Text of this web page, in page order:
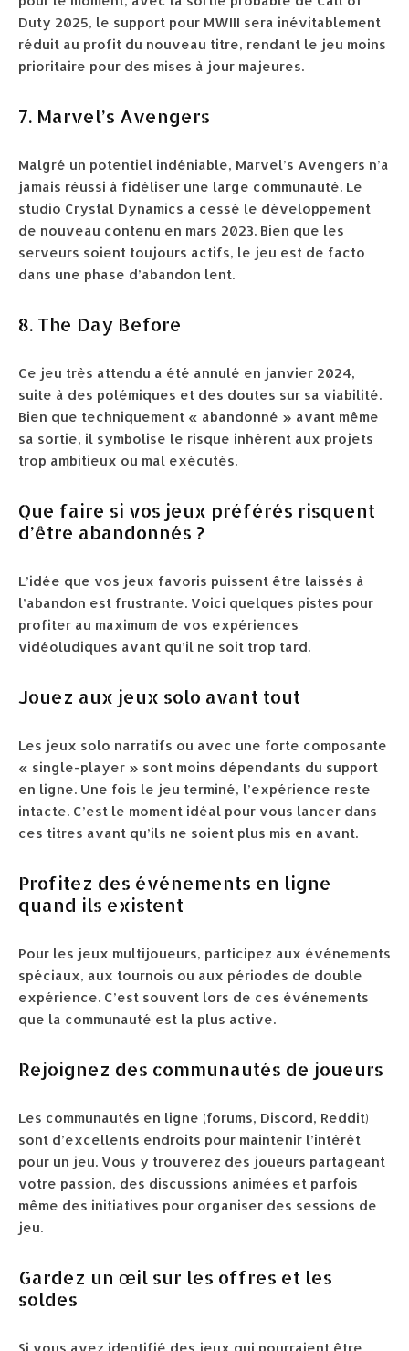
Duty 2025, le support pour MWIII sera inévitablement
réduit au profit du nouveau titre, rendant le jeu moins
prioritaire pour des mises à jour majeures.
7. Marvel’s Avengers
Malgré un potentiel indéniable, Marvel’s Avengers n’a
jamais réussi à fidéliser une large communauté. Le
studio Crystal Dynamics a cessé le développement
de nouveau contenu en mars 2023. Bien que les
serveurs soient toujours actifs, le jeu est de facto
dans une phase d’abandon lent.
8. The Day Before
Ce jeu très attendu a été annulé en janvier 2024,
suite à des polémiques et des doutes sur sa viabilité.
Bien que techniquement « abandonné » avant même
sa sortie, il symbolise le risque inhérent aux projets
trop ambitieux ou mal exécutés.
Que faire si vos jeux préférés risquent
d’être abandonnés ?
L’idée que vos jeux favoris puissent être laissés à
l’abandon est frustrante. Voici quelques pistes pour
profiter au maximum de vos expériences
vidéoludiques avant qu’il ne soit trop tard.
Jouez aux jeux solo avant tout
Les jeux solo narratifs ou avec une forte composante
« single-player » sont moins dépendants du support
en ligne. Une fois le jeu terminé, l’expérience reste
intacte. C’est le moment idéal pour vous lancer dans
ces titres avant qu’ils ne soient plus mis en avant.
Profitez des événements en ligne
quand ils existent
Pour les jeux multijoueurs, participez aux événements
spéciaux, aux tournois ou aux périodes de double
expérience. C’est souvent lors de ces événements
que la communauté est la plus active.
Rejoignez des communautés de joueurs
Les communautés en ligne (forums, Discord, Reddit)
sont d’excellents endroits pour maintenir l’intérêt
pour un jeu. Vous y trouverez des joueurs partageant
votre passion, des discussions animées et parfois
même des initiatives pour organiser des sessions de
jeu.
Gardez un œil sur les offres et les
soldes